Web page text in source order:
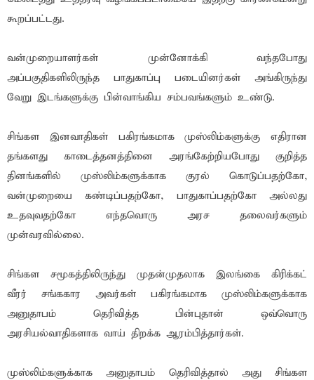
கூறப்பட்டது.
வன்முறையாளர்கள் முன்னோக்கி வந்தபோது
அப்பகுதிகளிலிருந்த பாதுகாப்பு படையினர்கள் அங்கிருந்து
வேறு இடங்களுக்கு பின்வாங்கிய சம்பவங்களும் உண்டு.
சிங்கள இனவாதிகள் பகிரங்கமாக முஸ்லிம்களுக்கு எதிரான
தங்களது காடைத்தனத்தினை அரங்கேற்றியபோது குறித்த
தினங்களில் முஸ்லிம்களுக்காக குரல் கொடுப்பதற்கோ,
வன்முறையை கண்டிப்பதற்கோ, பாதுகாப்பதற்கோ அல்லது
உதவுவதற்கோ எந்தவொரு அரச தலைவர்களும்
முன்வரவில்லை.
சிங்கள சமூகத்திலிருந்து முதன்முதலாக இலங்கை கிரிக்கட்
வீரர் சங்ககார அவர்கள் பகிரங்கமாக முஸ்லிம்களுக்காக
அனுதாபம் தெரிவித்த பின்புதான் ஒவ்வொரு
அரசியல்வாதிகளாக வாய் திறக்க ஆரம்பித்தார்கள்.
முஸ்லிம்களுக்காக அனுதாபம் தெரிவித்தால் அது சிங்கள